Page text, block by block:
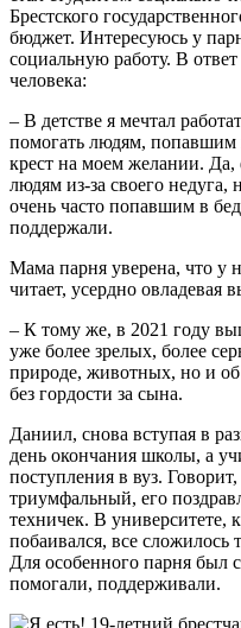
Брестского
бюджет. Интересуюсь у
социальную работу. В
человека:
– В детстве я мечтал
помогать людям, попавшим
крест на моем желании. Да,
людям из-за своего
очень часто попавшим в
поддержали.
Мама парня уверена, что у
читает, усердно овладевая
– К тому же, в 2021 году
уже более зрелых, более
природе, животных, но и
без гордости за сына.
Даниил, снова вступая в
день окончания школы, а
поступления в вуз.
триумфальный, его
техничек. В университете,
побаивался, все
Для особенного парня был
помогали, поддерживали.